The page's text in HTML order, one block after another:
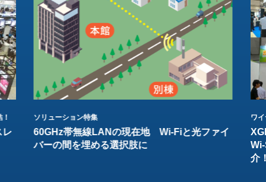
レ
ソリューション特集
60GHz帯無線LANの現在地 Wi-Fiと光ファイ
バーの間を埋める選択肢に
ワ
介